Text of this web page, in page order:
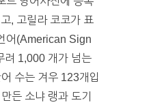
, 고릴라 코코가 표
어(American Sign
려 1,000 개가 넘는
수는 겨우 123개입
든 소냐 랭과 도기